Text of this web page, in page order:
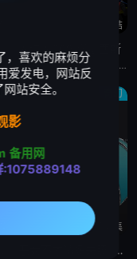
门仓早彩,小林星兰,内山昂辉,新谷真弓
已完结
人造人009 涅墨西斯
梶裕贵,皆川纯子,宫野真守,早见沙织,杉田智和,安元洋贵,鹿糠光明,利根健太朗,林勇,山路和弘,中村悠一,日高里菜,细谷佳正,神谷浩史,井上喜久子,稻田彻,若山诗音,内田真礼,佐仓绫音,奈良彻,下野纮
奇幻
更新至4集
恶女不才请多关照 :雏宫蝶鼠换身传:
，喜欢的麻烦分
爱发电，网站反
站安全。
影
备用网
:1075889148